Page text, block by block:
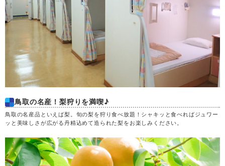
火 25
水 26
木 27
金 28
鳥取の名産！梨狩りを満喫♪
鳥取の名産品といえば梨。旬の梨を狩り食べ放題！シャキッと食べればジュワー
ッと美味しさが広がる丹精込めて造られた梨をお楽しみください。